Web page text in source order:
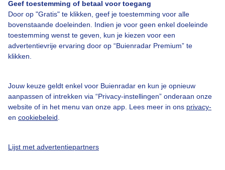
Geef toestemming of betaal voor toegang
Door op "Gratis" te klikken, geef je toestemming voor alle
bovenstaande doeleinden. Indien je voor geen enkel doeleinde
toestemming wenst te geven, kun je kiezen voor een
advertentievrije ervaring door op “Buienradar Premium” te
klikken.
Jouw keuze geldt enkel voor Buienradar en kun je opnieuw
aanpassen of intrekken via “Privacy-instellingen” onderaan onze
website of in het menu van onze app. Lees meer in ons privacy-
en cookiebeleid
Lijst met advertentiepartners
Toegankelijkheid
Gebruikersvoorwaarden
Adverteren
Buienradar Team
Cookie beleid
Privacy instellingen
Gratis weerdata
@BuienradarNL